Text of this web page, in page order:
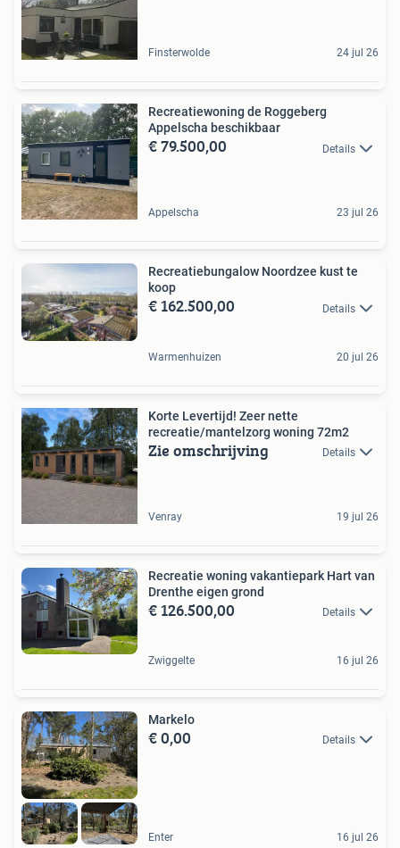
Finsterwolde 24 jul 26
Recreatiewoning de Roggeberg
Appelscha beschikbaar
€ 79.500,00 Details
Appelscha 23 jul 26
Recreatiebungalow Noordzee kust te
koop
€ 162.500,00 Details
Warmenhuizen 20 jul 26
Korte Levertijd! Zeer nette
recreatie/mantelzorg woning 72m2
Zie omschrijving Details
Venray 19 jul 26
Recreatie woning vakantiepark Hart van
Drenthe eigen grond
€ 126.500,00 Details
Zwiggelte 16 jul 26
Markelo
€ 0,00 Details
Enter 16 jul 26